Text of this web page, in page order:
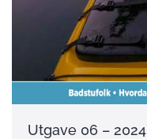
Utgave 06 – 2024